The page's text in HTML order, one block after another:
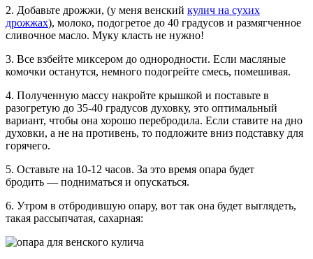
2. Добавьте дрожжи, (у меня венский кулич на сухих
дрожжах), молоко, подогретое до 40 градусов и размягченное
сливочное масло. Муку класть не нужно!
3. Все взбейте миксером до однородности. Если масляные
комочки останутся, немного подогрейте смесь, помешивая.
4. Полученную массу накройте крышкой и поставьте в
разогретую до 35-40 градусов духовку, это оптимальный
вариант, чтобы она хорошо перебродила. Если ставите на дно
духовки, а не на противень, то подложите вниз подставку для
горячего.
5. Оставьте на 10-12 часов. За это время опара будет
бродить — подниматься и опускаться.
6. Утром в отбродившую опару, вот так она будет выглядеть,
такая рассыпчатая, сахарная: